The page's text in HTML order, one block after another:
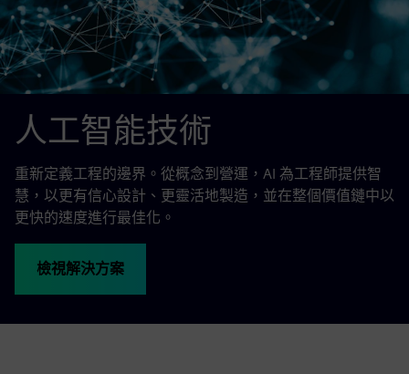
人工智能技術
重新定義工程的邊界。從概念到營運，AI 為工程師提供智
慧，以更有信心設計、更靈活地製造，並在整個價值鏈中以
更快的速度進行最佳化。
檢視解決方案